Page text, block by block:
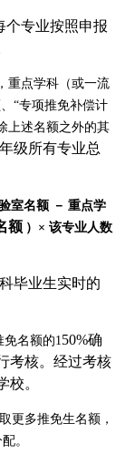
个专业按照申报
重点学科（或一流
“专项推免补偿计
上述名额之外的其
级所有专业总
室名额 － 重点学
额 ） × 该专业人数
毕业生实时的
免名额的1 50%确
考核。经过考核
校。
更多推免生名额，
。